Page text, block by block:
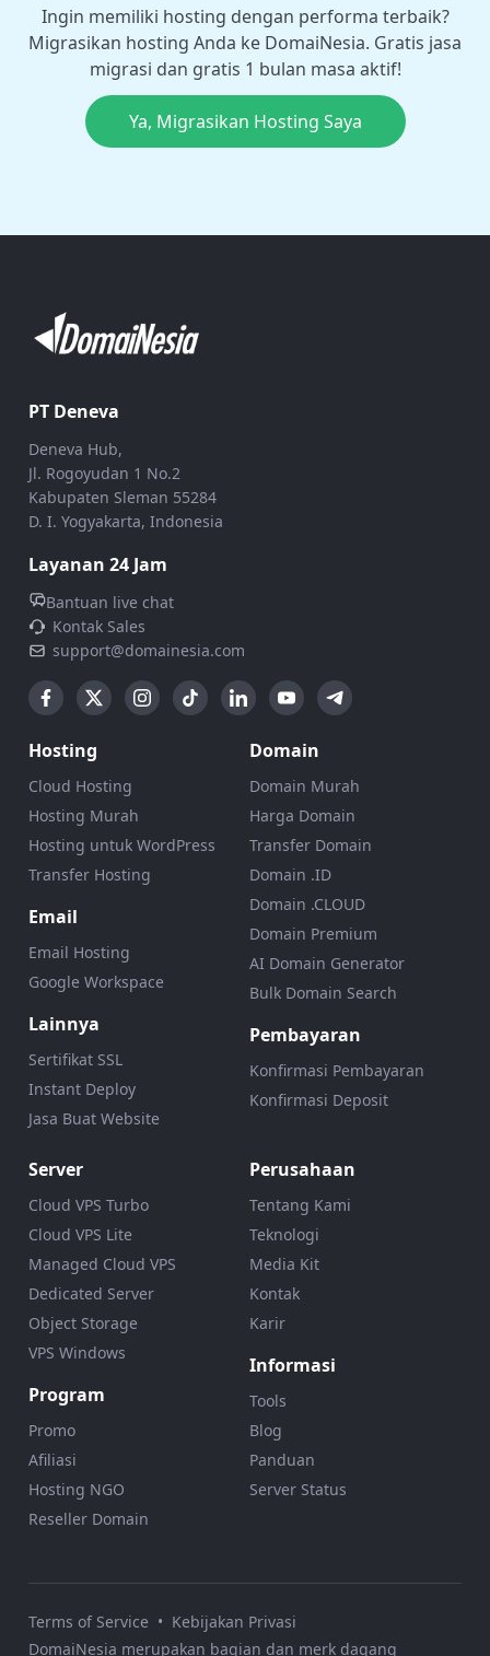
Ingin memiliki hosting dengan performa terbaik?
Migrasikan hosting Anda ke DomaiNesia. Gratis jasa
migrasi dan gratis 1 bulan masa aktif!
Ya, Migrasikan Hosting Saya
PT Deneva
Deneva Hub,
Jl. Rogoyudan 1 No.2
Kabupaten Sleman 55284
D. I. Yogyakarta, Indonesia
Layanan 24 Jam
Bantuan live chat
Kontak Sales
support@domainesia.com
Hosting
Cloud Hosting
Hosting Murah
Hosting untuk WordPress
Transfer Hosting
Email
Email Hosting
Google Workspace
Lainnya
Sertifikat SSL
Instant Deploy
Jasa Buat Website
Domain
Domain Murah
Harga Domain
Transfer Domain
Domain .ID
Domain .CLOUD
Domain Premium
AI Domain Generator
Bulk Domain Search
Pembayaran
Konfirmasi Pembayaran
Konfirmasi Deposit
Server
Cloud VPS Turbo
Cloud VPS Lite
Managed Cloud VPS
Dedicated Server
Object Storage
VPS Windows
Program
Promo
Afiliasi
Hosting NGO
Reseller Domain
Perusahaan
Tentang Kami
Teknologi
Media Kit
Kontak
Karir
Informasi
Tools
Blog
Panduan
Server Status
Terms of Service • Kebijakan Privasi
DomaiNesia merupakan bagian dan merk dagang